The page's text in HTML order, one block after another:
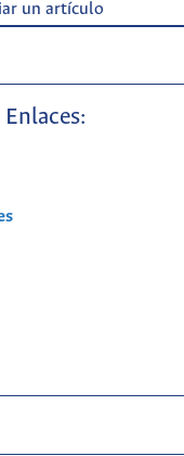
un artículo
Enlaces: